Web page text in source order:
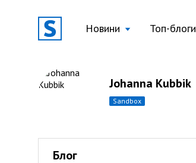
Новини Топ-блоги
Johanna Kubbik
sandbox
Блог